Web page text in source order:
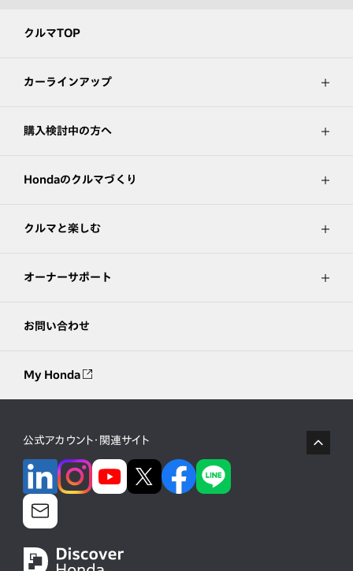
クルマTOP
カーラインアップ
購入検討中の方へ
Hondaのクルマづくり
クルマと楽しむ
オーナーサポート
お問い合わせ
My Honda
公式アカウント・関連サイト